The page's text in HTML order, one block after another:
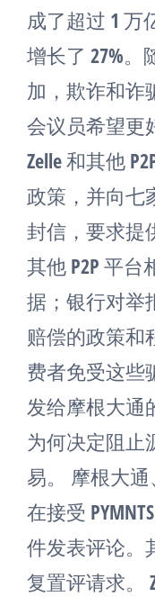
成了超过 1 万
增长了 27%。
加，欺诈和诈
会议员希望更
Zelle 和其他
政策，并向七
封信，要求提
其他 P2P 平
据；银行对举
赔偿的政策和
费者免受这些
发给摩根大通
为何决定阻止
易。 摩根大通
在接受
件发表评论。
复置评请求。